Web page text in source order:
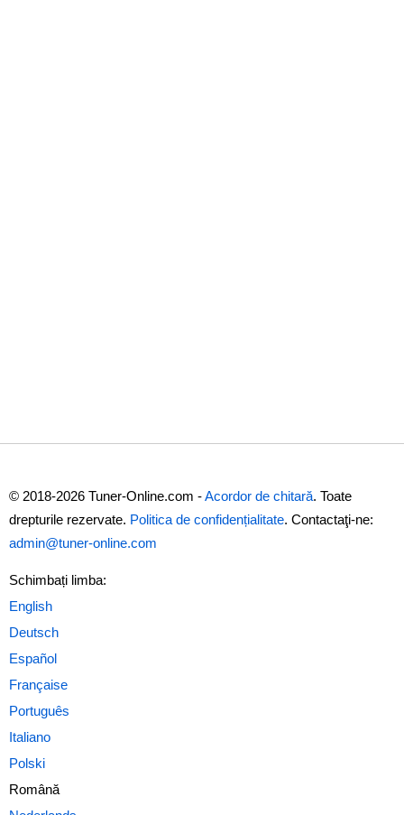
© 2018-2026 Tuner-Online.com -Acordor de chitară. Toate
drepturile rezervate. Politica de confidențialitate. Contactaţi-ne:
admin@tuner-online.com
Schimbați limba:
Română